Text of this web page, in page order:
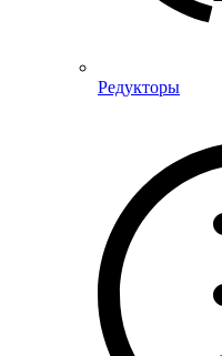
Редукторы